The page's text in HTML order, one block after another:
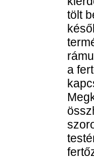
tölt
a